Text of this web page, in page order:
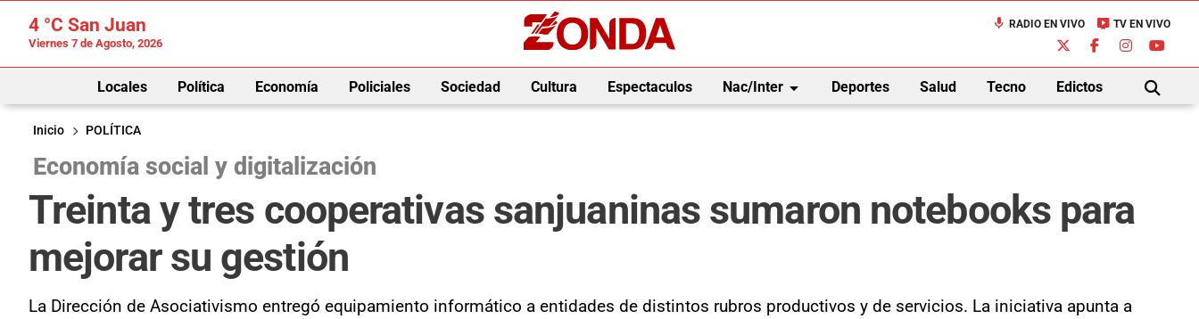
4 °C San Juan
Viernes 7 de Agosto, 2026
mic RADIO EN VIVO live_tv TV EN VIVO
Locales Política Economía Policiales Sociedad Cultura Espectaculos Nac/Interarrow_drop_down Deportes Salud Tecno Edictos
BUSCAR
Inicio
POLÍTICA
Economía social y digitalización
Treinta y tres cooperativas sanjuaninas sumaron notebooks para
mejorar su gestión
La Dirección de Asociativismo entregó equipamiento informático a entidades de distintos rubros productivos y de servicios. La iniciativa apunta a